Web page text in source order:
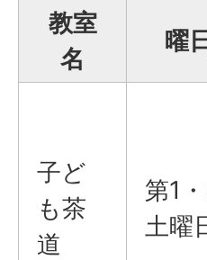
教室
名
曜
子ど
も茶
道
第1
土曜